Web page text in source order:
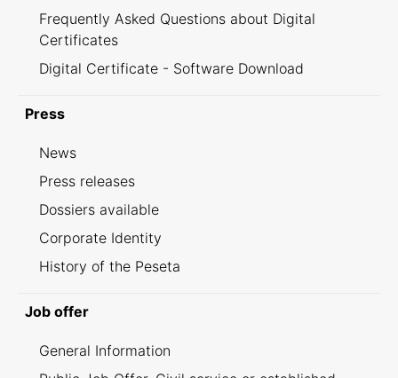
Frequently Asked Questions about Digital
Certificates
Digital Certificate - Software Download
Press
News
Press releases
Dossiers available
Corporate Identity
History of the Peseta
Job offer
General Information